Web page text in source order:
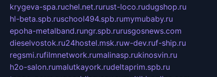
krygeva-spa.ruchel.net.rurust-loco.rudugshop.ru
hl-beta.spb.ruschool494.spb.rumymubaby.ru
epoha-metalband.rungr.spb.rurusgosnews.com
dieselvostok.ru24hostel.msk.ruw-dev.ruf-ship.ru
regsmi.rufilmnetwork.rumalinasp.rukinosvin.ru
h2o-salon.rumalutkayork.rudeltaprim.spb.ru